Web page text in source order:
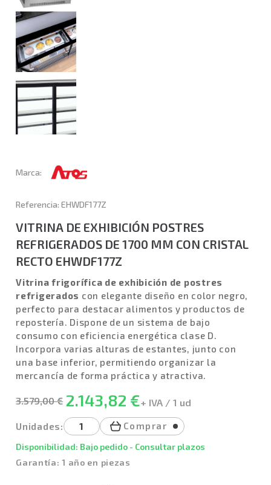
Marca:
Referencia: EHWDF177Z
VITRINA DE EXHIBICIÓN POSTRES
REFRIGERADOS DE 1700 MM CON CRISTAL
RECTO EHWDF177Z
Vitrina frigorífica de exhibición de postres
refrigerados con elegante diseño en color negro,
perfecto para destacar alimentos y productos de
repostería. Dispone de un sistema de bajo
consumo con eficiencia energética clase D.
Incorpora varias alturas de estantes, junto con
una base inferior, permitiendo organizar la
mercancía de forma práctica y atractiva.
3.579,00 € 2.143,82 €+ IVA / 1 ud
Unidades: Comprar
Disponibilidad: Bajo pedido - Consultar plazos
Garantía: 1 año en piezas